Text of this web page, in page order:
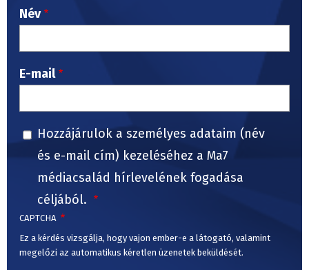
Név
E-mail
Hozzájárulok a személyes adataim (név
és e-mail cím) kezeléséhez a Ma7
médiacsalád hírlevelének fogadása
céljából.
CAPTCHA
Ez a kérdés vizsgálja, hogy vajon ember-e a látogató, valamint
megelőzi az automatikus kéretlen üzenetek beküldését.